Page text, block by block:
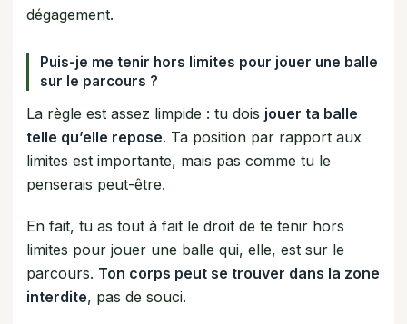
dégagement.
Puis-je me tenir hors limites pour jouer une balle
sur le parcours ?
La règle est assez limpide : tu dois jouer ta balle
telle qu’elle repose. Ta position par rapport aux
limites est importante, mais pas comme tu le
penserais peut-être.
En fait, tu as tout à fait le droit de te tenir hors
limites pour jouer une balle qui, elle, est sur le
parcours. Ton corps peut se trouver dans la zone
interdite, pas de souci.